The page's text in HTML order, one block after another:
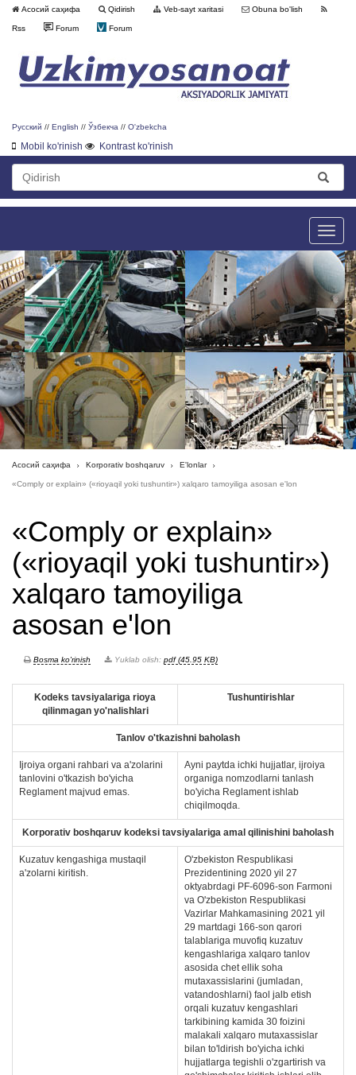
Асосий саҳифа Qidirish Veb-sayt xaritasi Obuna bo'lish
Rss Forum Forum
Русский // English // Ўзбекча // O'zbekcha
Mobil ko'rinish Kontrast ko'rinish
Toggle
Асосий саҳифа Korporativ boshqaruv E'lonlar
«Comply or explain» («rioyaqil yoki tushuntir») xalqaro tamoyiliga asosan e'lon
«Comply or explain»
(«rioyaqil yoki tushuntir»)
xalqaro tamoyiliga
asosan e'lon
Bosma ko'rinish Yuklab olish: pdf (45.95 KB)
Kodeks tavsiyalariga rioya
qilinmagan yo'nalishlari
Tushuntirishlar
Tanlov o'tkazishni baholash
Ijroiya organi rahbari va a'zolarini
tanlovini o'tkazish bo'yicha
Reglament majvud emas.
Ayni paytda ichki hujjatlar, ijroiya
organiga nomzodlarni tanlash
bo'yicha Reglament ishlab
chiqilmoqda.
Korporativ boshqaruv kodeksi tavsiyalariga amal qilinishini baholash
Kuzatuv kengashiga mustaqil
a'zolarni kiritish.
O'zbekiston Respublikasi
Prezidentining 2020 yil 27
oktyabrdagi PF-6096-son Farmoni
va O'zbekiston Respublikasi
Vazirlar Mahkamasining 2021 yil
29 martdagi 166-son qarori
talablariga muvofiq kuzatuv
kengashlariga xalqaro tanlov
asosida chet ellik soha
mutaxassislarini (jumladan,
vatandoshlarni) faol jalb etish
orqali kuzatuv kengashlari
tarkibining kamida 30 foizini
malakali xalqaro mutaxassislar
bilan to'ldirish bo'yicha ichki
hujjatlarga tegishli o'zgartirish va